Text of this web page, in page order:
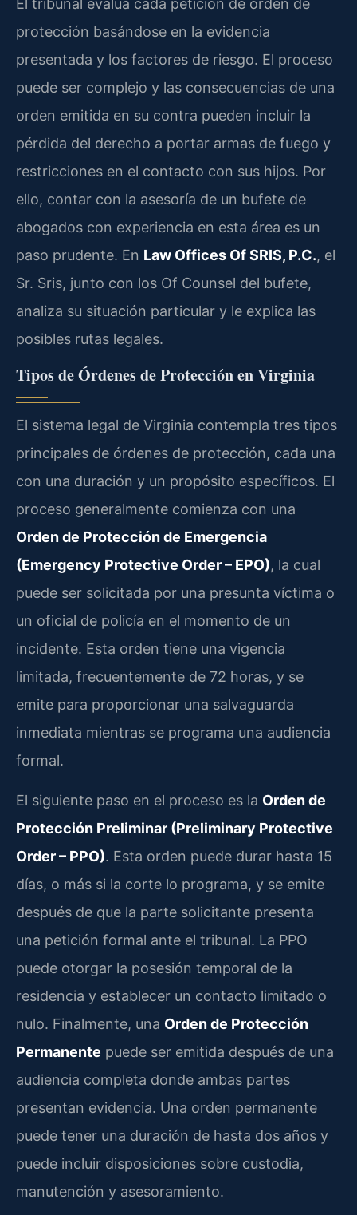
El tribunal evalúa cada petición de orden de
protección basándose en la evidencia
presentada y los factores de riesgo. El proceso
puede ser complejo y las consecuencias de una
orden emitida en su contra pueden incluir la
pérdida del derecho a portar armas de fuego y
restricciones en el contacto con sus hijos. Por
ello, contar con la asesoría de un bufete de
abogados con experiencia en esta área es un
paso prudente. En Law Offices Of SRIS, P.C., el
Sr. Sris, junto con los Of Counsel del bufete,
analiza su situación particular y le explica las
posibles rutas legales.
Tipos de Órdenes de Protección en Virginia
El sistema legal de Virginia contempla tres tipos
principales de órdenes de protección, cada una
con una duración y un propósito específicos. El
proceso generalmente comienza con una
Orden de Protección de Emergencia
(Emergency Protective Order – EPO), la cual
puede ser solicitada por una presunta víctima o
un oficial de policía en el momento de un
incidente. Esta orden tiene una vigencia
limitada, frecuentemente de 72 horas, y se
emite para proporcionar una salvaguarda
inmediata mientras se programa una audiencia
formal.
El siguiente paso en el proceso es la Orden de
Protección Preliminar (Preliminary Protective
Order – PPO). Esta orden puede durar hasta 15
días, o más si la corte lo programa, y se emite
después de que la parte solicitante presenta
una petición formal ante el tribunal. La PPO
puede otorgar la posesión temporal de la
residencia y establecer un contacto limitado o
nulo. Finalmente, una Orden de Protección
Permanente puede ser emitida después de una
audiencia completa donde ambas partes
presentan evidencia. Una orden permanente
puede tener una duración de hasta dos años y
puede incluir disposiciones sobre custodia,
manutención y asesoramiento.